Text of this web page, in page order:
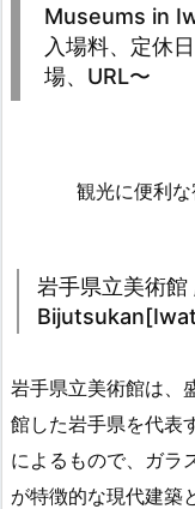
Museums in
入場料、定休
場、URL〜
観光に便利な
岩手県立美術
岩手県立美術館は、
館した岩手県を代表
によるもので、ガラ
が特徴的な現代建築